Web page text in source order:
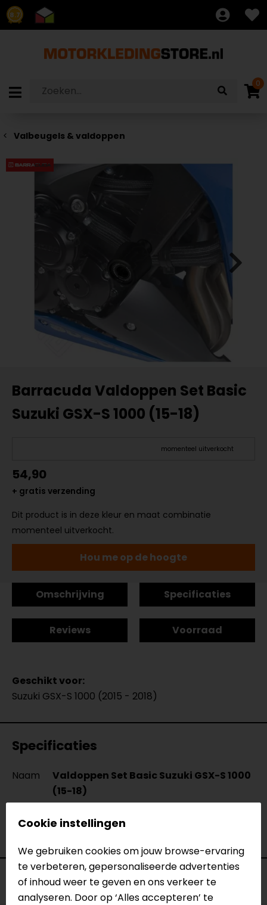
8.7
0
Valbeugels & valdoppen
Barracuda Valdoppen Set Basic
Suzuki GSX-S 1000 (15-18)
momenteel uitverkocht
54,90
+ gratis verzending
Dit product is in deze kleur en maat combinatie
momenteel uitverkocht.
Hou me op de hoogte
Omschrijving Specificaties
Reviews Voorraad
Geschikt voor:
Suzuki GSX-S 1000 (2015 - 2018)
Specificaties
Naam
Valdoppen Set Basic Suzuki GSX-S 1000
(15-18)
Model
SG1101-15
Merk
Barracuda
Voorraad
Cookie instellingen
We gebruiken cookies om jouw browse-ervaring
te verbeteren, gepersonaliseerde advertenties
of inhoud weer te geven en ons verkeer te
analyseren. Door op ‘Alles accepteren’ te